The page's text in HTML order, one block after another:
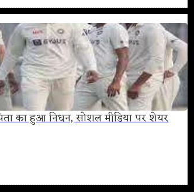
का हुआ निधन, सोशल मीडिया पर शेयर